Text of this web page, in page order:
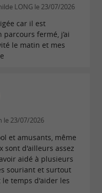
! Cet
policière
en famille ou entre
verdoyant du
pour tous
et résolvez les
d’âge. Une
son sens
LONG le 23/07/2026
car il est
fermé, j’ai
le matin et mes
le 23/07/2026
et amusants, même
sont d'ailleurs assez
aidé à plusieurs
souriant et surtout
temps d'aider les